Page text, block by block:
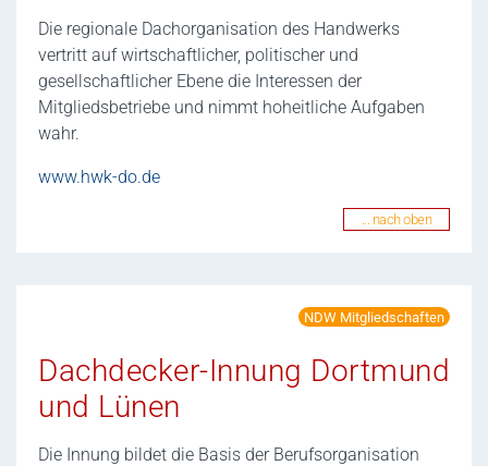
Die regionale Dachorganisation des Handwerks
vertritt auf wirtschaftlicher, politischer und
gesellschaftlicher Ebene die Interessen der
Mitgliedsbetriebe und nimmt hoheitliche Aufgaben
wahr.
www.hwk-do.de
... nach oben
NDW Mitgliedschaften
Dachdecker-Innung Dortmund
und Lünen
Die Innung bildet die Basis der Berufsorganisation